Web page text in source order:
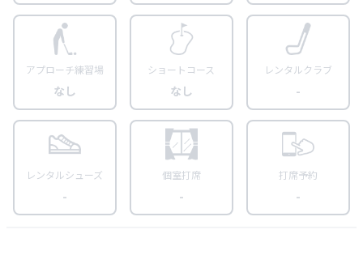
アプローチ練習場
なし
ショートコース
なし
レンタルクラブ
-
レンタルシューズ
-
個室打席
-
打席予約
-